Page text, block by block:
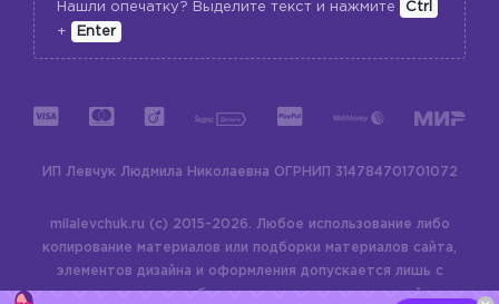
Нашли опечатку? Выделите текст и нажмите
Ctrl
+
Enter
ИП Левчук Людмила Николаевна ОГРНИП 314784701701072
milalevchuk.ru (c) 2015-2026.
Любое использование либо
копирование материалов или подборки материалов сайта,
элементов дизайна и оформления допускается лишь с
разрешения правообладателя и только со ссылкой на